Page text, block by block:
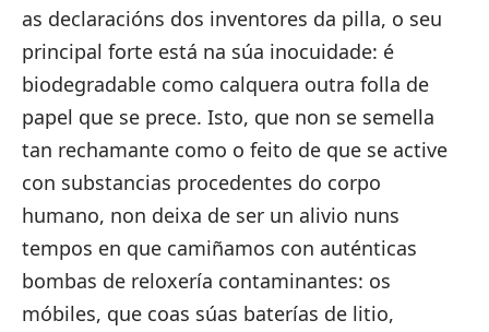
as declaracións dos inventores da pilla, o seu
principal forte está na súa inocuidade: é
biodegradable como calquera outra folla de
papel que se prece. Isto, que non se semella
tan rechamante como o feito de que se active
con substancias procedentes do corpo
humano, non deixa de ser un alivio nuns
tempos en que camiñamos con auténticas
bombas de reloxería contaminantes: os
móbiles, que coas súas baterías de litio,